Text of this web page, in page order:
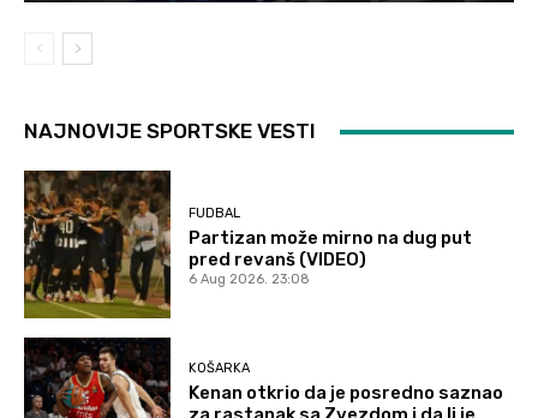
NAJNOVIJE SPORTSKE VESTI
FUDBAL
Partizan može mirno na dug put
pred revanš (VIDEO)
6 Aug 2026. 23:08
KOŠARKA
Kenan otkrio da je posredno saznao